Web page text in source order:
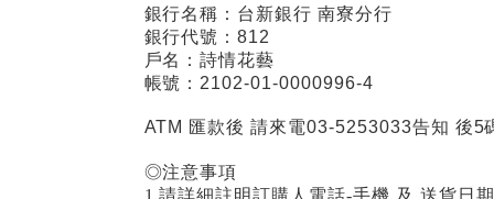
銀行名稱：台新銀行 南寮分行
銀行代號：812
戶名：詩情花藝
帳號：2102-01-0000996-4
ATM 匯款後 請來電03-5253033告知 後5
◎注意事項
1.請詳細註明訂購人電話-手機 及 送貨日